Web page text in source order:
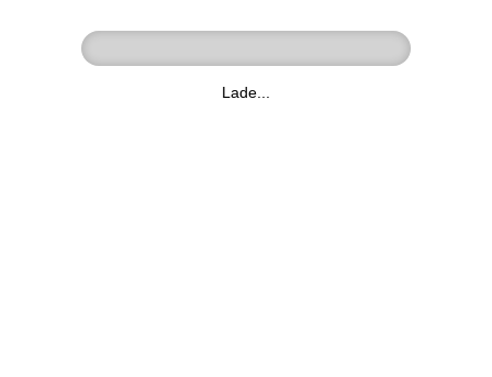
Lade...